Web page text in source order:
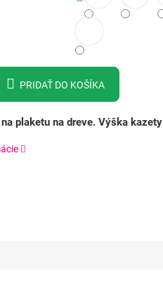
PRIDAŤ DO KOŠÍKA
plaketu na dreve. Výška